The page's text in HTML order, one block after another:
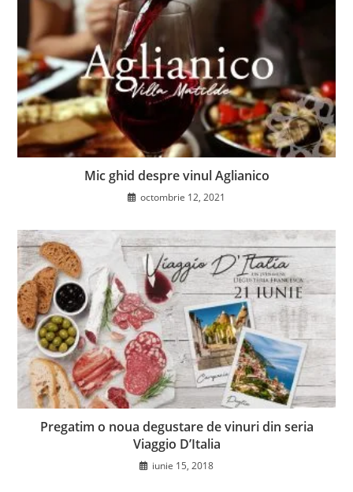
Mic ghid despre vinul Aglianico
octombrie 12, 2021
Pregatim o noua degustare de vinuri din seria
Viaggio D’Italia
iunie 15, 2018